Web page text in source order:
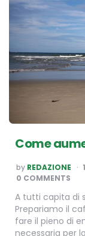
Come
POSTED
BY
by REDAZIONE
0 COMMENTS
A tutti capita di
Prepariamo il
fare il pieno di
necessaria per